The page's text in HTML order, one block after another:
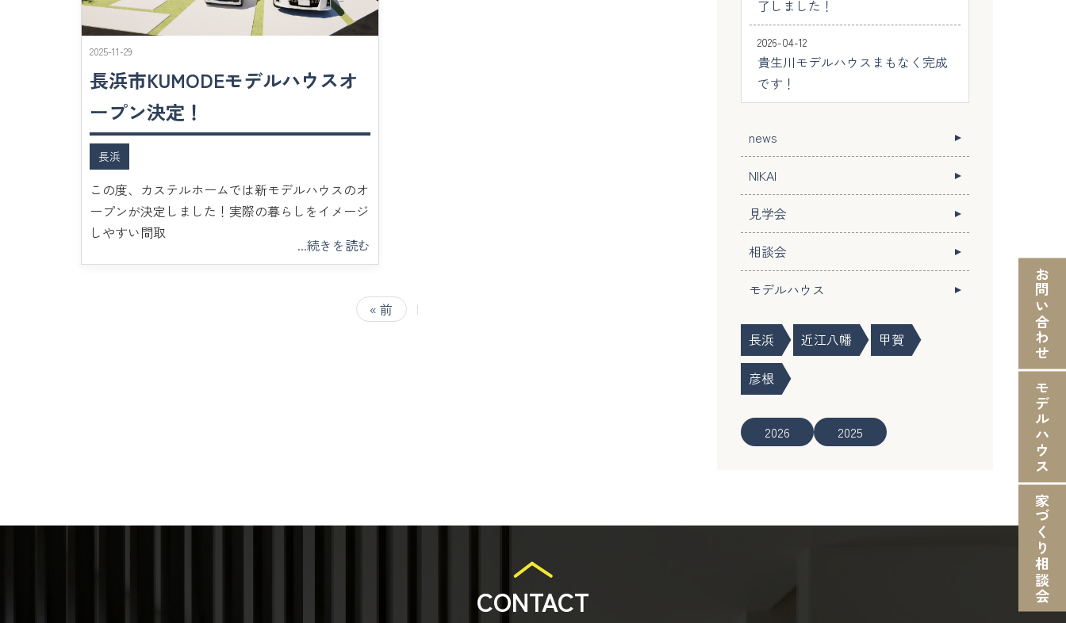
2025-11-29
長浜市KUMODEモデルハウスオ
ープン決定！
長浜
この度、カステルホームでは新モデルハウスのオ
ープンが決定しました！実際の暮らしをイメージ
しやすい間取
...続きを読む
« 前 |
了しました！
2026-04-12
貴生川モデルハウスまもなく完成
です！
news
NIKAI
見学会
相談会
モデルハウス
長浜 近江八幡 甲賀
彦根
2026 2025
お問い合わせ
モデルハウス
家づくり相談会
CONTACT